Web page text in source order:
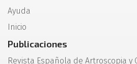
Ayuda
Inicio
Publicaciones
Revista Española de Artroscopia y